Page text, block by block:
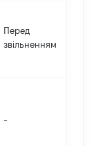
Перед
звільненням
-